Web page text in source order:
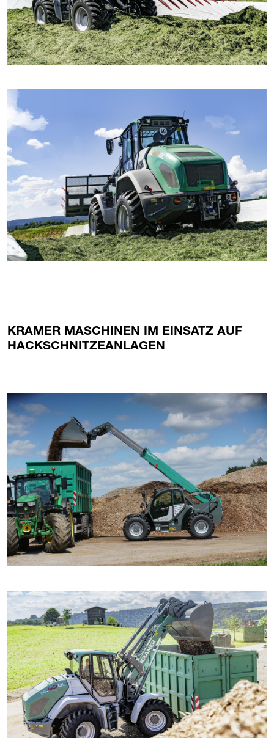
KRAMER MASCHINEN IM EINSATZ AUF
HACKSCHNITZEANLAGEN